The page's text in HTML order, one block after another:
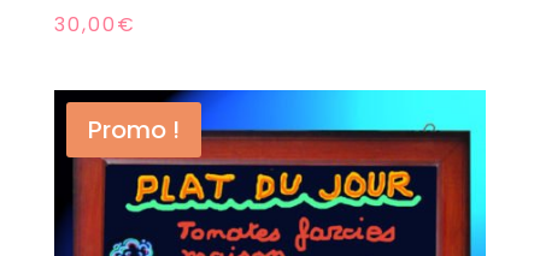
30,00€
Promo !